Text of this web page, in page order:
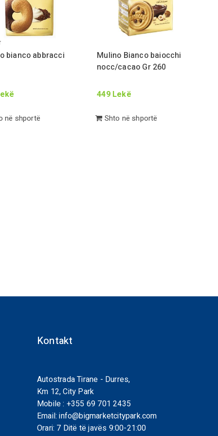
bianco abbracci
në shportë
Mulino Bianco baiocchi
nocc/cacao Gr 260
449Lekë
Shto në shportë
Kontakt
Autostrada Tirane - Durres,
Km 12, City Park
Mobile : +355 69 701 2435
Email:info@bigmarketcitypark.com
Orari: 7 Ditë të javës 9:00-21:00